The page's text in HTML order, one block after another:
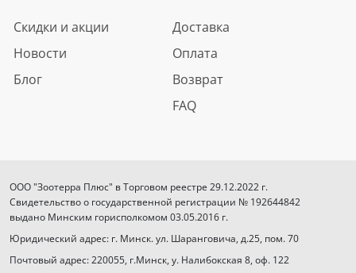
Скидки и акции
Новости
Блог
Доставка
Оплата
Возврат
FAQ
ООО "Зоотерра Плюс" в Торговом реестре 29.12.2022 г.
Свидетельство о государственной регистрации № 192644842
выдано Минским горисполкомом 03.05.2016 г.
Юридический адрес: г. Минск. ул. Шаранговича, д.25, пом. 70
Почтовый адрес: 220055, г.Минск, у. Налибокская 8, оф. 122